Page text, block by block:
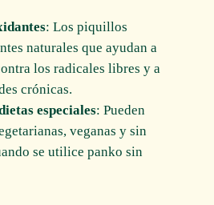
: Los piquillos
naturales que ayudan a
los radicales libres y a
crónicas.
especiales: Pueden
veganas y sin
se utilice panko sin